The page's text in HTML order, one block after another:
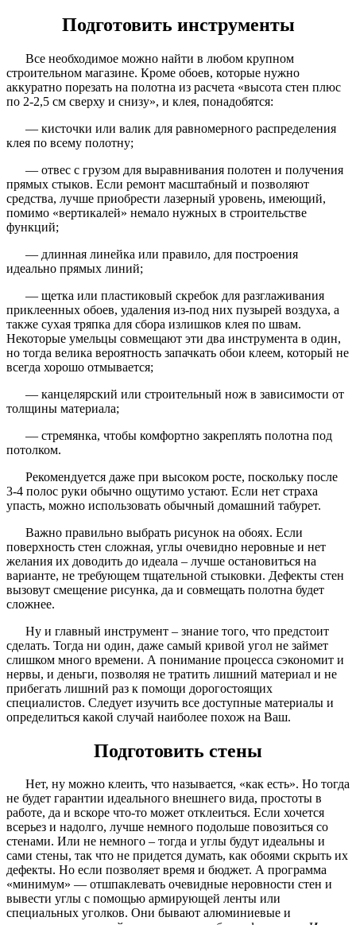
Подготовить инструменты
Все необходимое можно найти в любом крупном
строительном магазине. Кроме обоев, которые нужно
аккуратно порезать на полотна из расчета «высота стен плюс
по 2-2,5 см сверху и снизу», и клея, понадобятся:
— кисточки или валик для равномерного распределения
клея по всему полотну;
— отвес с грузом для выравнивания полотен и получения
прямых стыков. Если ремонт масштабный и позволяют
средства, лучше приобрести лазерный уровень, имеющий,
помимо «вертикалей» немало нужных в строительстве
функций;
— длинная линейка или правило, для построения
идеально прямых линий;
— щетка или пластиковый скребок для разглаживания
приклеенных обоев, удаления из-под них пузырей воздуха, а
также сухая тряпка для сбора излишков клея по швам.
Некоторые умельцы совмещают эти два инструмента в один,
но тогда велика вероятность запачкать обои клеем, который не
всегда хорошо отмывается;
— канцелярский или строительный нож в зависимости от
толщины материала;
— стремянка, чтобы комфортно закреплять полотна под
потолком.
Рекомендуется даже при высоком росте, поскольку после
3-4 полос руки обычно ощутимо устают. Если нет страха
упасть, можно использовать обычный домашний табурет.
Важно правильно выбрать рисунок на обоях. Если
поверхность стен сложная, углы очевидно неровные и нет
желания их доводить до идеала – лучше остановиться на
варианте, не требующем тщательной стыковки. Дефекты стен
вызовут смещение рисунка, да и совмещать полотна будет
сложнее.
Ну и главный инструмент – знание того, что предстоит
сделать. Тогда ни один, даже самый кривой угол не займет
слишком много времени. А понимание процесса сэкономит и
нервы, и деньги, позволяя не тратить лишний материал и не
прибегать лишний раз к помощи дорогостоящих
специалистов. Следует изучить все доступные материалы и
определиться какой случай наиболее похож на Ваш.
Подготовить стены
Нет, ну можно клеить, что называется, «как есть». Но тогда
не будет гарантии идеального внешнего вида, простоты в
работе, да и вскоре что-то может отклеиться. Если хочется
всерьез и надолго, лучше немного подольше повозиться со
стенами. Или не немного – тогда и углы будут идеальны и
сами стены, так что не придется думать, как обоями скрыть их
дефекты. Но если позволяет время и бюджет. А программа
«минимум» — отшпаклевать очевидные неровности стен и
вывести углы с помощью армирующей ленты или
специальных уголков. Они бывают алюминиевые и